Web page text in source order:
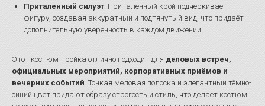
Приталенный силуэт: Приталенный крой подчёркивает
фигуру, создавая аккуратный и подтянутый вид, что придаёт
дополнительную уверенность в каждом движении.
Этот костюм-тройка отлично подходит для деловых встреч,
официальных мероприятий, корпоративных приёмов и
вечерних событий. Тонкая меловая полоска и элегантный тёмно-
синий цвет придают образу строгость и стиль, что делает костюм